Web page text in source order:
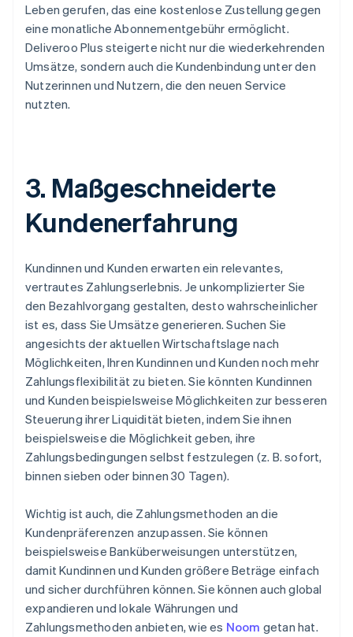
Leben gerufen, das eine kostenlose Zustellung gegen
eine monatliche Abonnementgebühr ermöglicht.
Deliveroo Plus steigerte nicht nur die wiederkehrenden
Umsätze, sondern auch die Kundenbindung unter den
Nutzerinnen und Nutzern, die den neuen Service
nutzten.
3. Maßgeschneiderte
Kundenerfahrung
Kundinnen und Kunden erwarten ein relevantes,
vertrautes Zahlungserlebnis. Je unkomplizierter Sie
den Bezahlvorgang gestalten, desto wahrscheinlicher
ist es, dass Sie Umsätze generieren. Suchen Sie
angesichts der aktuellen Wirtschaftslage nach
Möglichkeiten, Ihren Kundinnen und Kunden noch mehr
Zahlungsflexibilität zu bieten. Sie könnten Kundinnen
und Kunden beispielsweise Möglichkeiten zur besseren
Steuerung ihrer Liquidität bieten, indem Sie ihnen
beispielsweise die Möglichkeit geben, ihre
Zahlungsbedingungen selbst festzulegen (z. B. sofort,
binnen sieben oder binnen 30 Tagen).
Wichtig ist auch, die Zahlungsmethoden an die
Kundenpräferenzen anzupassen. Sie können
beispielsweise Banküberweisungen unterstützen,
damit Kundinnen und Kunden größere Beträge einfach
und sicher durchführen können. Sie können auch global
expandieren und lokale Währungen und
Zahlungsmethoden anbieten, wie es Noom getan hat.